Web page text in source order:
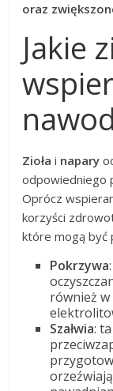
oraz
Jakie
Zioła i napary
odpowiedniego
Oprócz
korzyści
które mogą być
Pokrzywa
również
Szałwia: